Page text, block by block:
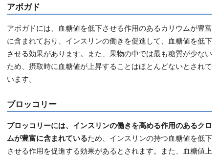
アボガド
アボガドには、血糖値を低下させる作用のあるカリウムが豊富
に含まれており、インスリンの働きを促進して、血糖値を低下
させる効果があります。また、果物の中では最も糖質が少ない
ため、摂取時に血糖値が上昇することはほとんどないとされて
います。
ブロッコリー
ブロッコリーには、インスリンの働きを高める作用のあるクロ
ムが豊富に含まれているため、インスリンの持つ血糖値を低下
させる作用を促進する効果があるとされます。また、血糖値上